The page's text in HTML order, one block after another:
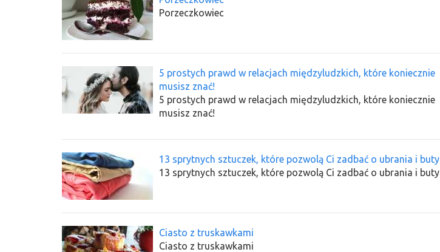
Porzeczkowiec
5 prostych prawd w relacjach międzyludzkich, które koniecznie
musisz znać!
5 prostych prawd w relacjach międzyludzkich, które koniecznie
musisz znać!
13 sprytnych sztuczek, które pozwolą Ci zadbać o ubrania i buty
13 sprytnych sztuczek, które pozwolą Ci zadbać o ubrania i buty
Ciasto z truskawkami
Ciasto z truskawkami